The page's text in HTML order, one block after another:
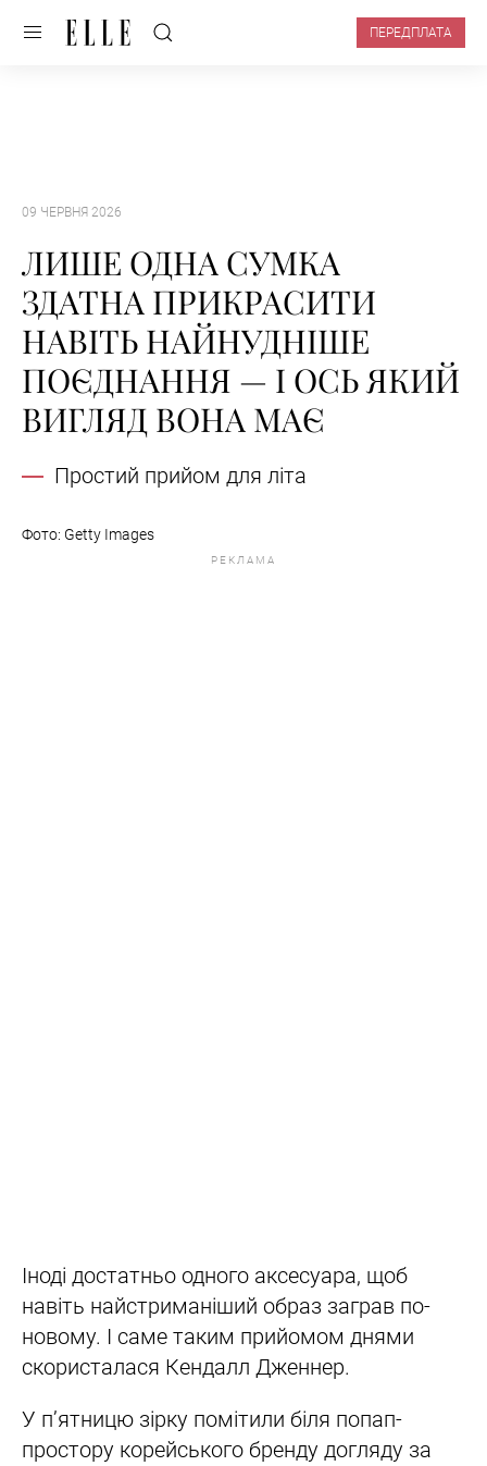
ПЕРЕДПЛАТА
09 ЧЕРВНЯ 2026
ЛИШЕ ОДНА СУМКА
ЗДАТНА ПРИКРАСИТИ
НАВІТЬ НАЙНУДНІШЕ
ПОЄДНАННЯ — І ОСЬ ЯКИЙ
ВИГЛЯД ВОНА МАЄ
Простий прийом для літа
Фото: Getty Images
РЕКЛАМА
Іноді достатньо одного аксесуара, щоб
навіть найстриманіший образ заграв по-
новому. І саме таким прийомом днями
скористалася Кендалл Дженнер.
У п’ятницю зірку помітили біля попап-
простору корейського бренду догляду за